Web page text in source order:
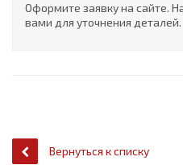
Оформите заявку на сайте.
вами для уточнения деталей.
Вернуться к списку